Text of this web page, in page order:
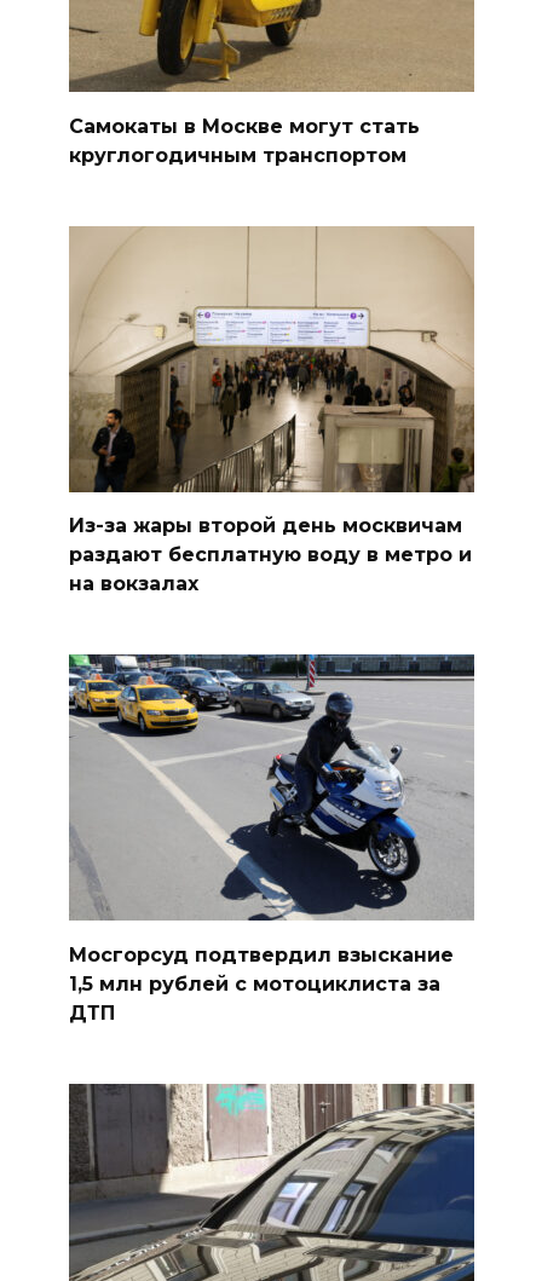
Самокаты в Москве могут стать
круглогодичным транспортом
Из-за жары второй день москвичам
раздают бесплатную воду в метро и
на вокзалах
Мосгорсуд подтвердил взыскание
1,5 млн рублей с мотоциклиста за
ДТП